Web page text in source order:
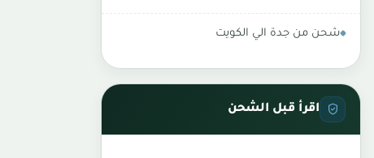
شحن من جدة الي الكويت
اقرأ قبل الشحن